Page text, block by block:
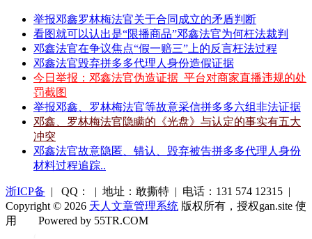
举报邓鑫罗林梅法官关于合同成立的矛盾判断
看图就可以认出是“限播商品”邓鑫法官为何枉法裁判
邓鑫法官在争议焦点“假一赔三”上的反言枉法过程
邓鑫法官毁弃拼多多代理人身份造假证据
今日举报：邓鑫法官伪造证据_平台对商家直播违规的处
罚截图
举报邓鑫、罗林梅法官等故意采信拼多多六组非法证据
邓鑫、罗林梅法官隐瞒的《光盘》与认定的事实有五大
冲突
邓鑫法官故意隐匿、错认、毁弃被告拼多多代理人身份
材料过程追踪..
浙ICP备 | QQ： | 地址：敢撕特 | 电话：131 574 12315 |
Copyright © 2026 天人文章管理系统 版权所有，授权gan.site 使
用
Powered by 55TR.COM